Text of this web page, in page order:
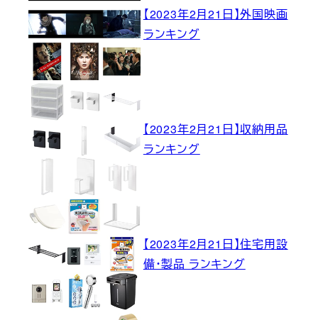
【2023年2月21日】外国映画
ランキング
【2023年2月21日】収納用品
ランキング
【2023年2月21日】住宅用設
備・製品 ランキング